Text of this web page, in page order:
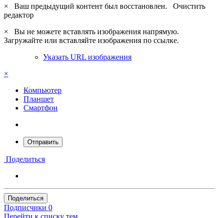
×
Ваш предыдущий контент был восстановлен. Очистить
редактор
×
Вы не можете вставлять изображения напрямую.
Загружайте или вставляйте изображения по ссылке.
Указать URL изображения
×
Компьютер
Планшет
Смартфон
Отправить
Поделиться
Поделиться
Подписчики 0
Перейти к списку тем